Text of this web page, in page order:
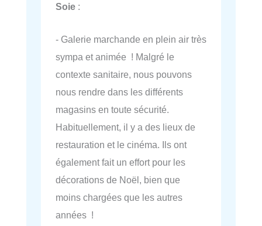
Soie :
- Galerie marchande en plein air très
sympa et animée ! Malgré le
contexte sanitaire, nous pouvons
nous rendre dans les différents
magasins en toute sécurité.
Habituellement, il y a des lieux de
restauration et le cinéma. Ils ont
également fait un effort pour les
décorations de Noël, bien que
moins chargées que les autres
années !